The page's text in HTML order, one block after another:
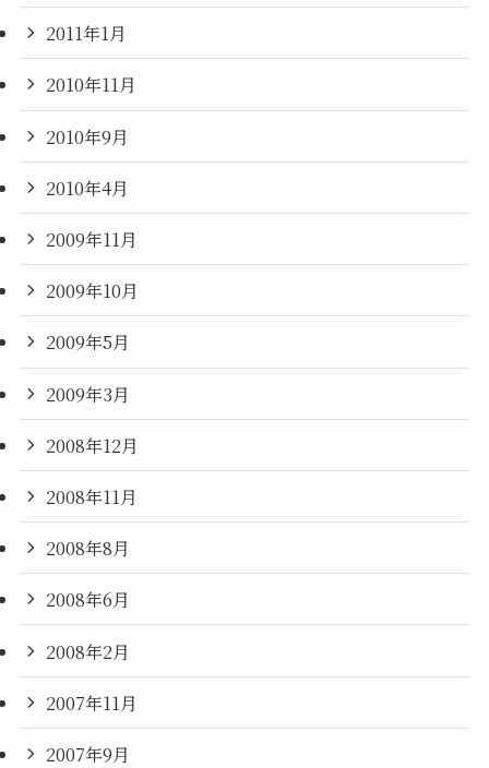
2011年1月
2010年11月
2010年9月
2010年4月
2009年11月
2009年10月
2009年5月
2009年3月
2008年12月
2008年11月
2008年8月
2008年6月
2008年2月
2007年11月
2007年9月